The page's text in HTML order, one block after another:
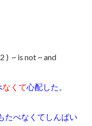
) ~ is not ~ and
なくて心配した。
たべなくてしんぱい